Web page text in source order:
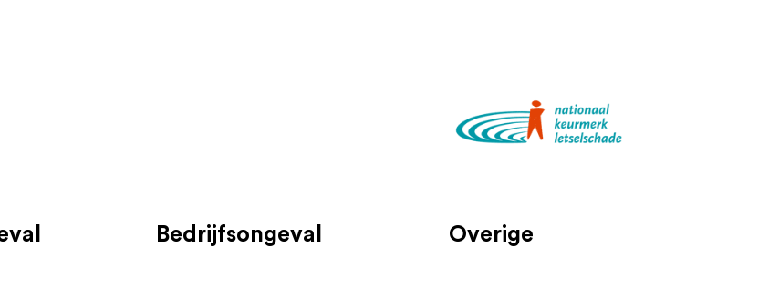
Bedrijfsongeval Overige